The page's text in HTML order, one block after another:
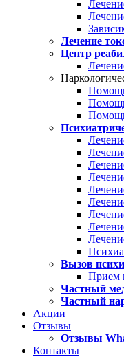
Лечение
Центр
Вызов
Прием
Частный
Частный
Акции
Отзывы
Отзывы
Контакты